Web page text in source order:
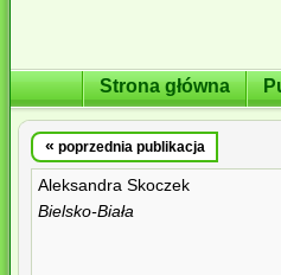
Strona główna
« poprzednia publikacja
Aleksandra Skoczek
Bielsko-Biała